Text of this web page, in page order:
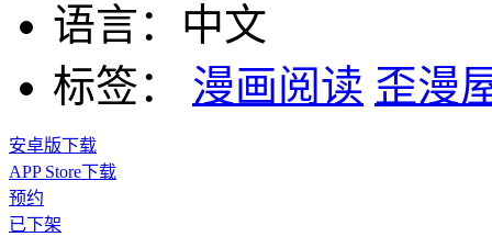
语言： 中文
标签：
漫画阅读 歪漫
安卓版下载
APP Store下载
预约
已下架